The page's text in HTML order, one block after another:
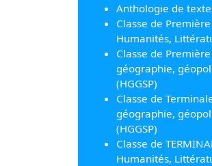
Anthologie de
Classe de
Humanités,
Classe de
géographie,
(HGGSP)
Classe de
géographie,
(HGGSP)
Classe de
Humanités,